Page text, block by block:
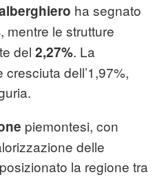
ha segnato
, mentre le strutture
del 2,27%. La
dell’1,97%,
piemontesi, con
delle
la regione tra